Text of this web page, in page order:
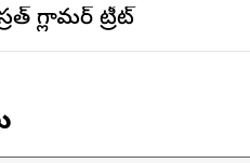
గ్లామ‌ర్ ట్రీట్